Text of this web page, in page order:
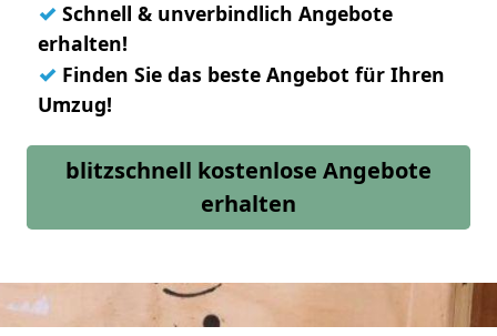
✓ Schnell & unverbindlich Angebote
erhalten!
✓ Finden Sie das beste Angebot für Ihren
Umzug!
blitzschnell kostenlose Angebote
erhalten